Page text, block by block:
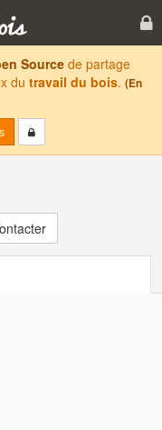
Sourcede partage
du travail du bois. (En